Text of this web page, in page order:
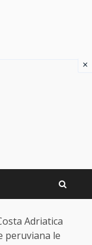
Adriatica
peruviana le
×